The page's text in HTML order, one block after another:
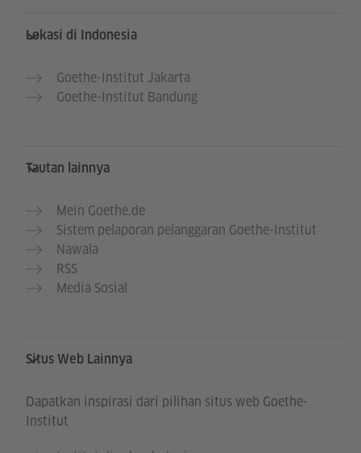
Service- und Informationsbereich
Lokasi di Indonesia
Goethe-Institut Jakarta
Goethe-Institut Bandung
Tautan lainnya
Mein Goethe.de
Sistem pelaporan pelanggaran Goethe-Institut
Nawala
RSS
Media Sosial
Situs Web Lainnya
Dapatkan inspirasi dari pilihan situs web Goethe-
Institut